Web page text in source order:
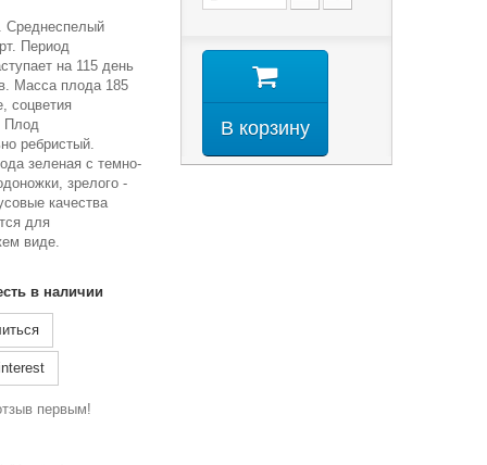
Среднеспелый
Период
на 115 день
Масса плода 185
соцветия
Плод
ребристый.
зеленая с темно-
зрелого -
качества
для
виде.
в наличии
первым!
В корзину